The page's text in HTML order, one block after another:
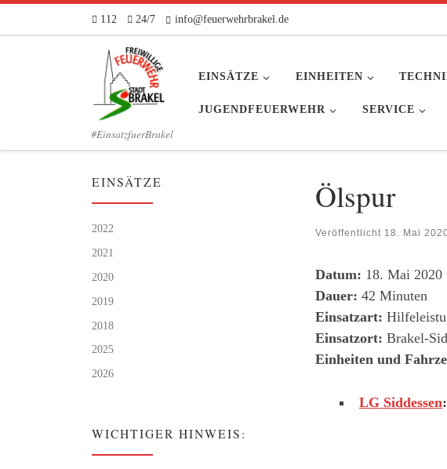
Zum Inhalt springen
112 24/7 info@feuerwehrbrakel.de
#EinsatzfuerBrakel
EINSÄTZE EINHEITEN
JUGENDFEUERWEHR SERVICE
Ölspur
Veröffentlicht 18. Mai
Datum: 18. Mai 2020
Dauer: 42 Minuten
Einsatzart:
Einsatzort: Brakel-
Einheiten und
LG Siddessen:
EINSÄTZE
2022
2021
2020
2019
2018
2025
2026
WICHTIGER HINWEIS: